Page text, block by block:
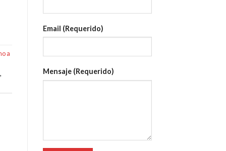
a
,
Email (Requerido)
Mensaje (Requerido)